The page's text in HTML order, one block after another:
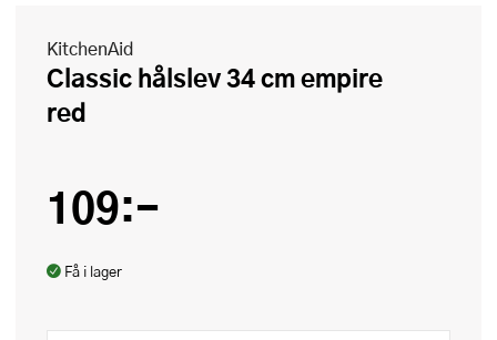
KitchenAid
Classic hålslev 34 cm empire
red
109:-
Få i lager